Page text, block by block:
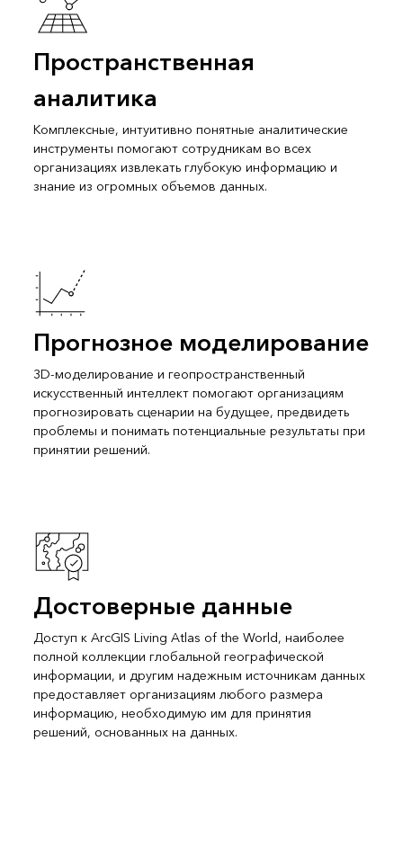
Пространственная
аналитика
Комплексные, интуитивно понятные аналитические
инструменты помогают сотрудникам во всех
организациях извлекать глубокую информацию и
знание из огромных объемов данных.
Прогнозное моделирование
3D-моделирование и геопространственный
искусственный интеллект помогают организациям
прогнозировать сценарии на будущее, предвидеть
проблемы и понимать потенциальные результаты при
принятии решений.
Достоверные данные
Доступ к ArcGIS Living Atlas of the World, наиболее
полной коллекции глобальной географической
информации, и другим надежным источникам данных
предоставляет организациям любого размера
информацию, необходимую им для принятия
решений, основанных на данных.